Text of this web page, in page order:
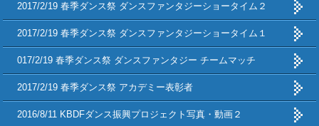
2017/2/19 春季ダンス祭 ダンスファンタジーショータイム２
2017/2/19 春季ダンス祭 ダンスファンタジーショータイム１
017/2/19 春季ダンス祭 ダンスファンタジー チームマッチ
2017/2/19 春季ダンス祭 アカデミー表彰者
2016/8/11 KBDFダンス振興プロジェクト写真・動画２